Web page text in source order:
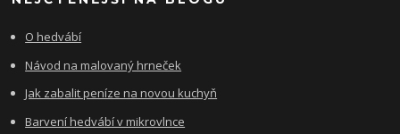
O hedvábí
Návod na malovaný hrneček
Jak zabalit peníze na novou kuchyň
Barvení hedvábí v mikrovlnce